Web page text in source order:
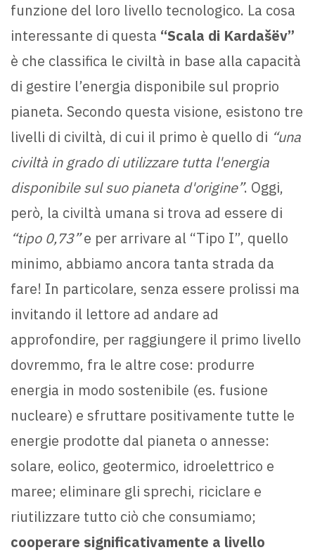
funzione del loro livello tecnologico. La cosa
interessante di questa “Scala di Kardašëv”
è che classifica le civiltà in base alla capacità
di gestire l’energia disponibile sul proprio
pianeta. Secondo questa visione, esistono tre
livelli di civiltà, di cui il primo è quello di “una
civiltà in grado di utilizzare tutta l'energia
disponibile sul suo pianeta d'origine”. Oggi,
però, la civiltà umana si trova ad essere di
“tipo 0,73”e per arrivare al “Tipo I”, quello
minimo, abbiamo ancora tanta strada da
fare! In particolare, senza essere prolissi ma
invitando il lettore ad andare ad
approfondire, per raggiungere il primo livello
dovremmo, fra le altre cose: produrre
energia in modo sostenibile (es. fusione
nucleare) e sfruttare positivamente tutte le
energie prodotte dal pianeta o annesse:
solare, eolico, geotermico, idroelettrico e
maree; eliminare gli sprechi, riciclare e
riutilizzare tutto ciò che consumiamo;
cooperare significativamente a livello